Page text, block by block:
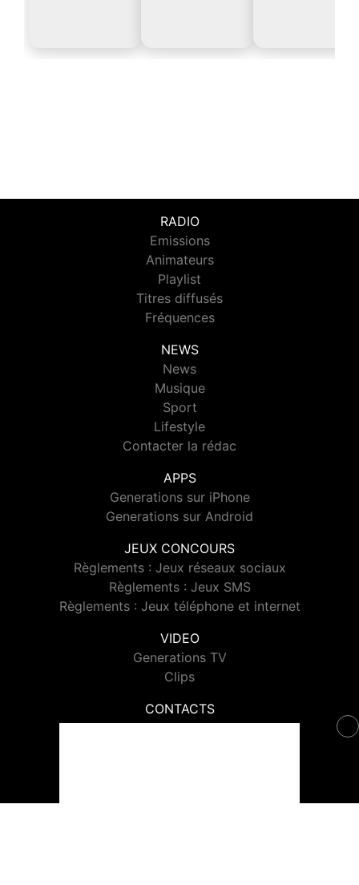
RADIO
Emissions
Animateurs
Playlist
Titres diffusés
Fréquences
NEWS
News
Musique
Sport
Lifestyle
Contacter la rédac
APPS
Generations sur iPhone
Generations sur Android
JEUX CONCOURS
Règlements : Jeux réseaux sociaux
Règlements : Jeux SMS
Règlements : Jeux téléphone et internet
VIDEO
Generations TV
Clips
CONTACTS
Contacter Generations